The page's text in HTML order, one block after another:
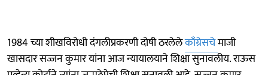
1984 च्या शीखविरोधी दंगलीप्रकरणी दोषी ठरलेलेकाँग्रेसचेमाजी
खासदार सज्जन कुमार यांना आज न्यायालयाने शिक्षा सुनावलीय. राऊस